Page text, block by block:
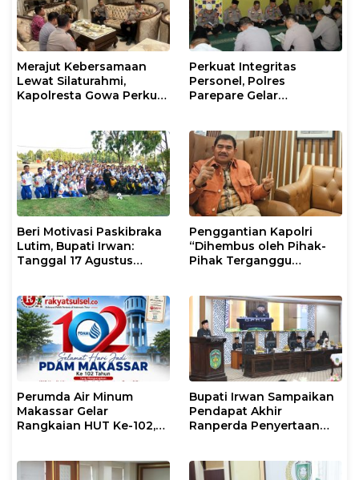
Merajut Kebersamaan
Lewat Silaturahmi,
Kapolresta Gowa Perkuat
Perkuat Integritas
Personel, Polres
Parepare Gelar
Beri Motivasi Paskibraka
Lutim, Bupati Irwan:
Tanggal 17 Agustus
Penggantian Kapolri
“Dihembus oleh Pihak-
Pihak Terganggu
Perumda Air Minum
Makassar Gelar
Rangkaian HUT Ke-102,
Bupati Irwan Sampaikan
Pendapat Akhir
Ranperda Penyertaan